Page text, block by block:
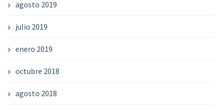
agosto 2019
julio 2019
enero 2019
octubre 2018
agosto 2018